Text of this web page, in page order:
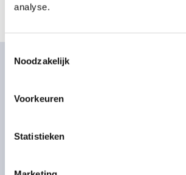
analyse.
Noodzakelijk
Voorkeuren
Statistieken
Gerelateerd nieuws
3 lessen om inhuurkrachten